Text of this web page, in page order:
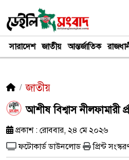
সারাদেশ জাতীয় আন্তর্জাতিক
জাতীয়
আশীষ বিশ্বাস নীলফামারী
প্রকাশ : রোববার, ২৪ মে ২০২৬
ফটোকার্ড ডাউনলোড
প্রিন্ট